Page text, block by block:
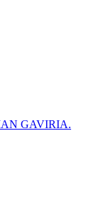
GAVIRIA.